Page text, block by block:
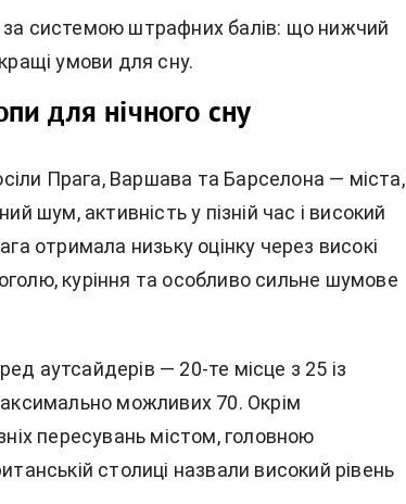
системою штрафних балів: що нижчий
умови для сну.
для нічного сну
Прага, Варшава та Барселона — міста,
шум, активність у пізній час і високий
отримала низьку оцінку через високі
куріння та особливо сильне шумове
аутсайдерів — 20-те місце з 25 із
можливих 70. Окрім
пересувань містом, головною
столиці назвали високий рівень